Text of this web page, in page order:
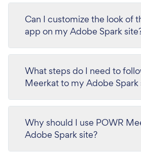
Can I customize the look of
app on my Adobe Spark
What steps do I need to
Meerkat to my Adobe Spark
Why should I use POWR
Adobe Spark site?